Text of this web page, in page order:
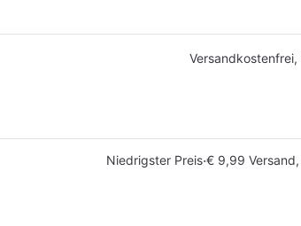
Versandkostenfrei,
Niedrigster Preis·€ 9,99 Versand,